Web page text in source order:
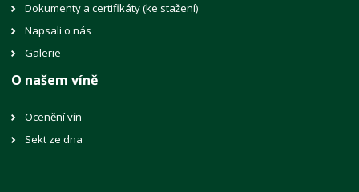
Dokumenty a certifikáty (ke stažení)
Napsali o nás
Galerie
O našem víně
Ocenění vín
Sekt ze dna